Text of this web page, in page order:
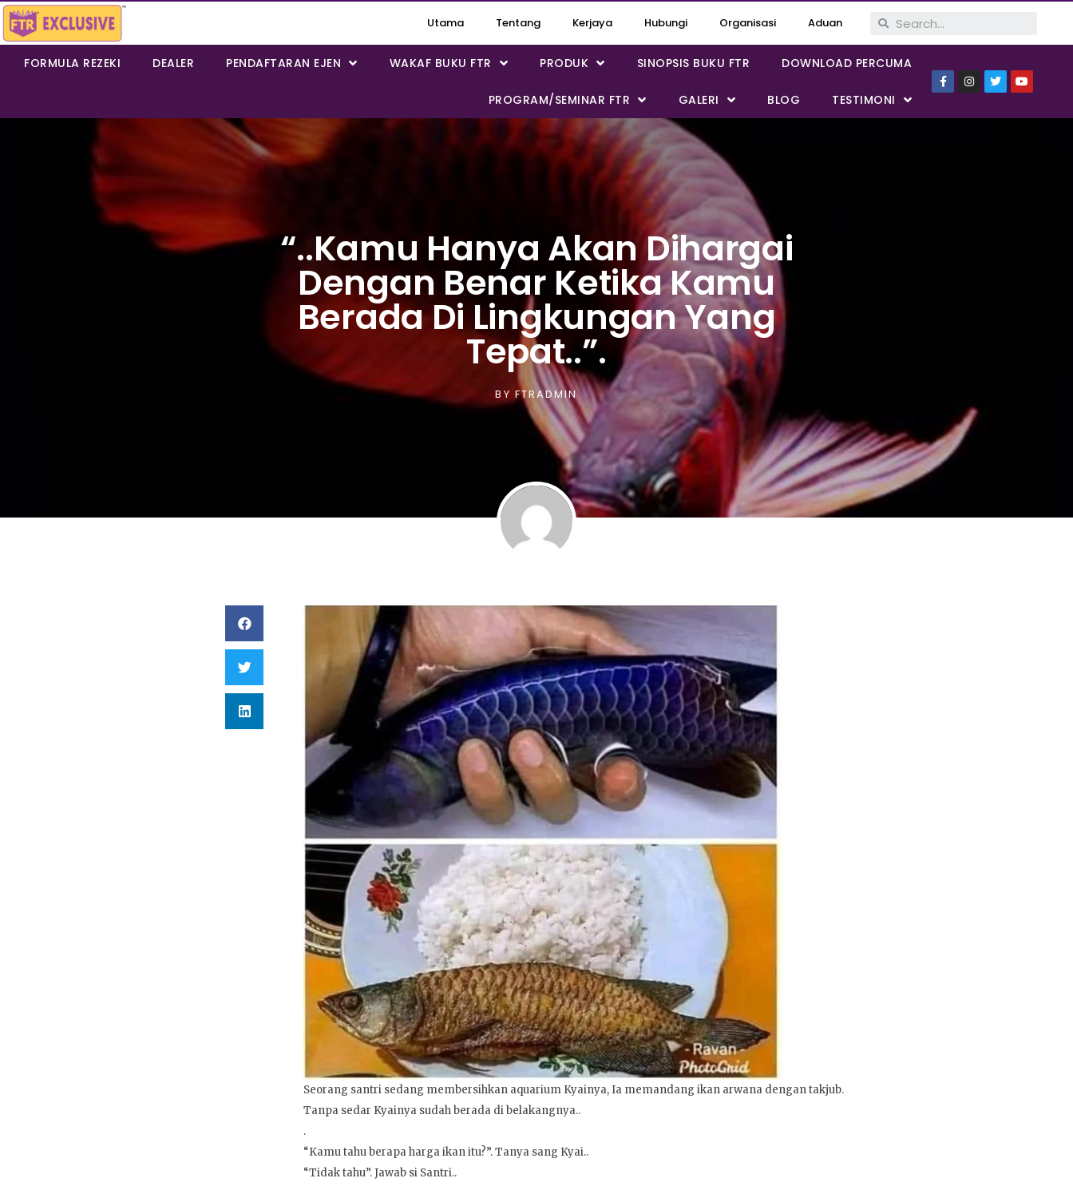
Utama Tentang Kerjaya Hubungi Organisasi Aduan
FORMULA REZEKI DEALER PENDAFTARAN EJEN WAKAF BUKU FTR PRODUK SINOPSIS BUKU FTR DOWNLOAD PERCUMA
PROGRAM/SEMINAR FTR GALERI BLOG TESTIMONI
“..kamu Hanya Akan Dihargai
Dengan Benar Ketika Kamu
Berada Di Lingkungan Yang
Tepat..”.
BY FTRADMIN
Seorang santri sedang membersihkan aquarium Kyainya, Ia memandang ikan arwana dengan takjub.
Tanpa sedar Kyainya sudah berada di belakangnya..
.
“Kamu tahu berapa harga ikan itu?”. Tanya sang Kyai..
“Tidak tahu”. Jawab si Santri..